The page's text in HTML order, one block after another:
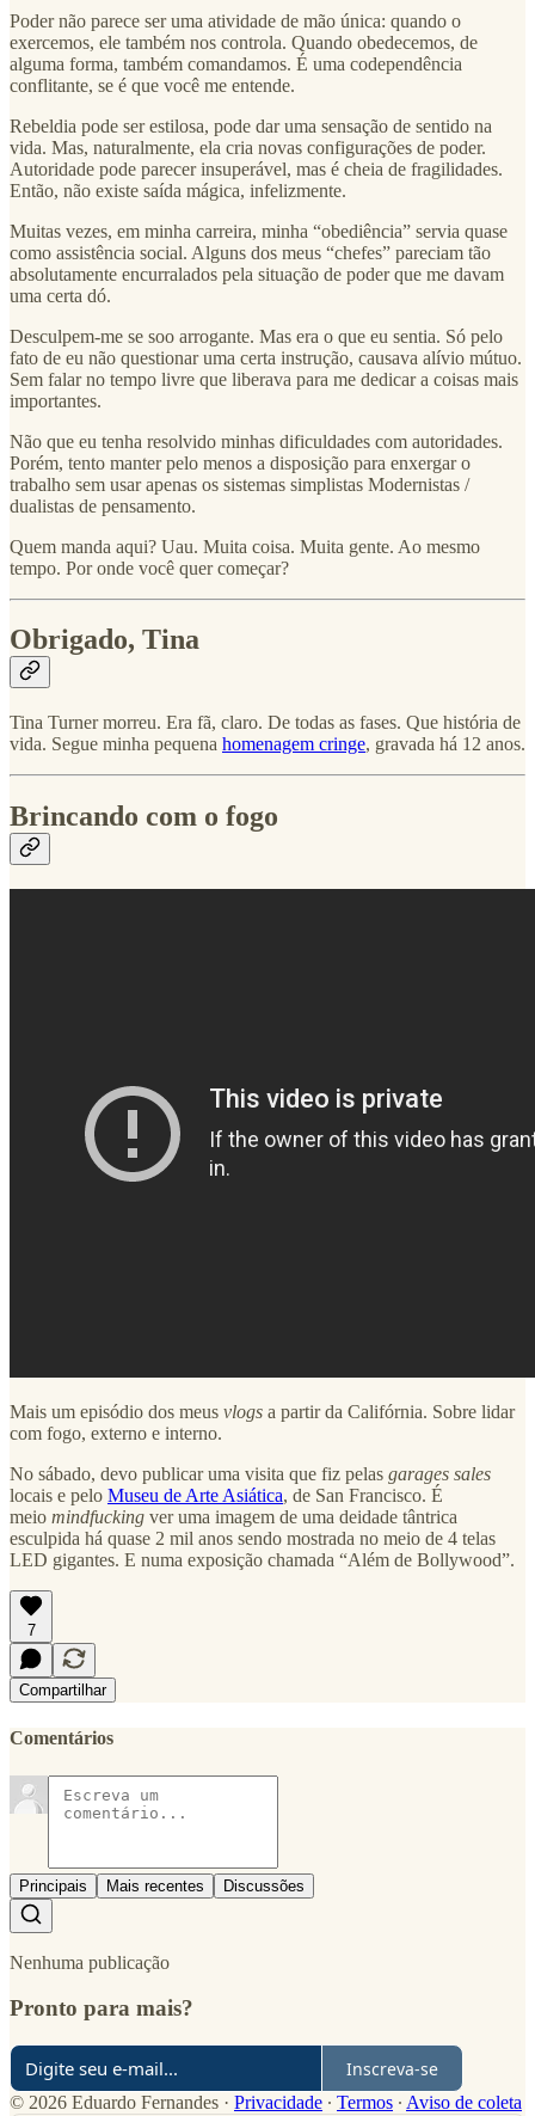
Poder não parece ser uma atividade de mão única: quando o
exercemos, ele também nos controla. Quando obedecemos, de
alguma forma, também comandamos. É uma codependência
conflitante, se é que você me entende.
Rebeldia pode ser estilosa, pode dar uma sensação de sentido na
vida. Mas, naturalmente, ela cria novas configurações de poder.
Autoridade pode parecer insuperável, mas é cheia de fragilidades.
Então, não existe saída mágica, infelizmente.
Muitas vezes, em minha carreira, minha “obediência” servia quase
como assistência social. Alguns dos meus “chefes” pareciam tão
absolutamente encurralados pela situação de poder que me davam
uma certa dó.
Desculpem-me se soo arrogante. Mas era o que eu sentia. Só pelo
fato de eu não questionar uma certa instrução, causava alívio mútuo.
Sem falar no tempo livre que liberava para me dedicar a coisas mais
importantes.
Não que eu tenha resolvido minhas dificuldades com autoridades.
Porém, tento manter pelo menos a disposição para enxergar o
trabalho sem usar apenas os sistemas simplistas Modernistas /
dualistas de pensamento.
Quem manda aqui? Uau. Muita coisa. Muita gente. Ao mesmo
tempo. Por onde você quer começar?
Obrigado, Tina
Tina Turner morreu. Era fã, claro. De todas as fases. Que história de
vida. Segue minha pequena homenagem cringe, gravada há 12 anos.
Brincando com o fogo
Mais um episódio dos meus vlogs a partir da Califórnia. Sobre lidar
com fogo, externo e interno.
No sábado, devo publicar uma visita que fiz pelas garages sales
locais e pelo Museu de Arte Asiática, de San Francisco. É
meio mindfucking ver uma imagem de uma deidade tântrica
esculpida há quase 2 mil anos sendo mostrada no meio de 4 telas
LED gigantes. E numa exposição chamada “Além de Bollywood”.
7
Compartilhar
Comentários
Principais Mais recentes Discussões
Nenhuma publicação
Pronto para mais?
Inscreva-se
© 2026 Eduardo Fernandes · Privacidade ∙ Termos ∙ Aviso de coleta